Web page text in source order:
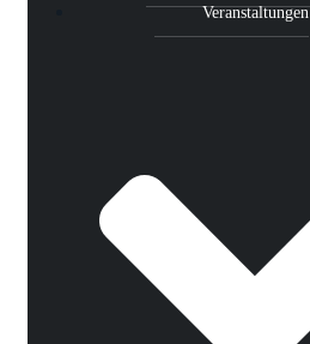
Veranstaltungen